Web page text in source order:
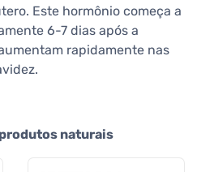
Este hormônio começa a
6-7 dias após a
rapidamente nas
naturais